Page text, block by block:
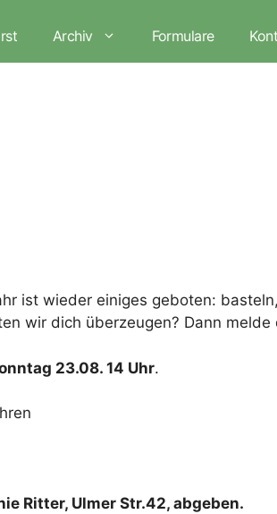
Archiv Formulare
ist wieder einiges geboten:
wir dich überzeugen? Dann melde
23.08. 14 Uhr.
Ritter, Ulmer Str.42, abgeben.